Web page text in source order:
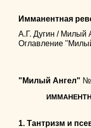
Имманентная
А.Г. Дугин / Милый
Оглавление
"Милый Ангел"
1. Тантризм и